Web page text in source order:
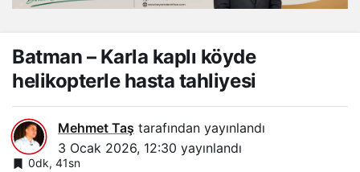
Batman – Karla kaplı köyde
helikopterle hasta tahliyesi
Mehmet Taş tarafından yayınlandı
3 Ocak 2026, 12:30 yayınlandı
0dk, 41sn